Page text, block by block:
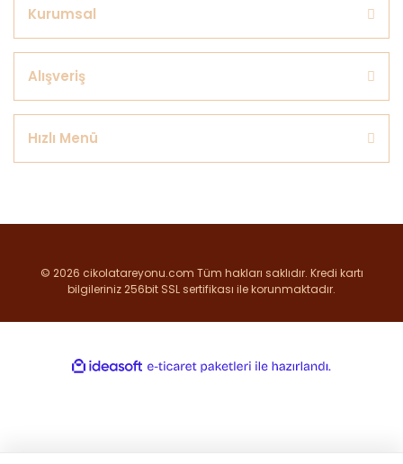
Kurumsal
Alışveriş
Hızlı Menü
© 2026 cikolatareyonu.com Tüm hakları saklıdır. Kredi kartı
bilgileriniz 256bit SSL sertifikası ile korunmaktadır.
ideasoft
e-